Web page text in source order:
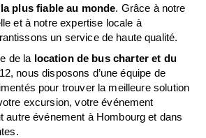
plus fiable au monde. Grâce à notre
et à notre expertise locale à
un service de haute qualité.
de la location de bus charter et du
nous disposons d’une équipe de
pour trouver la meilleure solution
excursion, votre événement
autre événement à Hombourg et dans